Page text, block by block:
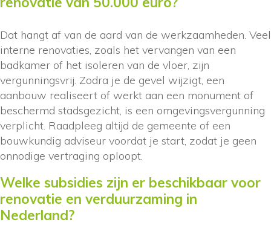
Dat hangt af van de aard van de werkzaamheden. Veel
interne renovaties, zoals het vervangen van een
badkamer of het isoleren van de vloer, zijn
vergunningsvrij. Zodra je de gevel wijzigt, een
aanbouw realiseert of werkt aan een monument of
beschermd stadsgezicht, is een omgevingsvergunning
verplicht. Raadpleeg altijd de gemeente of een
bouwkundig adviseur voordat je start, zodat je geen
onnodige vertraging oploopt.
Welke subsidies zijn er beschikbaar voor
renovatie en verduurzaming in
Nederland?